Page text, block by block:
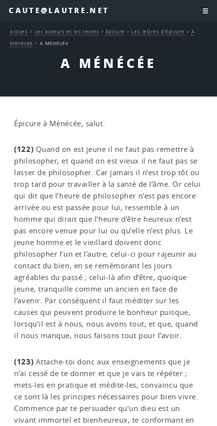
CAUTE@LAUTRE.NET
A MÉNÉCÉE
Accueil > Les auteurs et les textes > Epicure > Les lettres d’Epicure > A
Ménécée > A Ménécée
Épicure à Ménécée, salut.
(122) Quand on est jeune il ne faut pas remettre à
philosopher, et quand on est vieux il ne faut pas se
lasser de philosopher. Car jamais il n’est trop tôt ou
trop tard pour travailler à la santé de l’âme. Or celui
qui dit que l’heure de philosopher n’est pas encore
arrivée ou est passée pour lui, ressemble à un
homme qui dirait que l’heure d’être heureux n’est
pas encore venue pour lui ou qu’elle n’est plus. Le
jeune homme et le vieillard doivent donc
philosopher l’un et l’autre, celui-ci pour rajeunir au
contact du bien, en se remémorant les jours
agréables du passé ; celui-là afin d’être, quoique
jeune, tranquille comme un ancien en face de
l’avenir. Par conséquent il faut méditer sur les
causes qui peuvent produire le bonheur puisque,
lorsqu’il est à nous, nous avons tout, et que, quand
il nous manque, nous faisons tout pour l’avoir.
(123) Attache-toi donc aux enseignements que je
n’ai cessé de te donner et que je vais te répéter ;
mets-les en pratique et médite-les, convaincu que
ce sont là les principes nécessaires pour bien vivre.
Commence par te persuader qu’un dieu est un
vivant immortel et bienheureux, te conformant en